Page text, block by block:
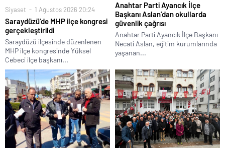
Siyaset 1 Ağustos 2026 20:24
Saraydüzü’de MHP ilçe kongresi
gerçekleştirildi
Saraydüzü ilçesinde düzenlenen
MHP ilçe kongresinde Yüksel
Cebeci ilçe başkanı...
Anahtar Parti Ayancık İlçe
Başkanı Aslan’dan okullarda
güvenlik çağrısı
Anahtar Parti Ayancık İlçe Başkanı
Necati Aslan, eğitim kurumlarında
yaşanan...